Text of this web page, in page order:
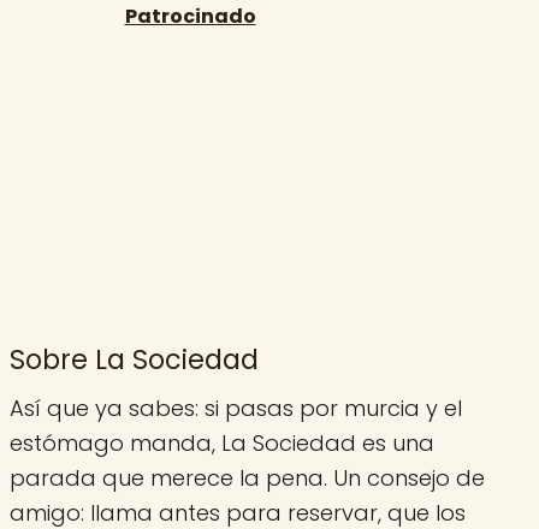
Sobre La Sociedad
Así que ya sabes: si pasas por murcia y el
estómago manda, La Sociedad es una
parada que merece la pena. Un consejo de
amigo: llama antes para reservar, que los